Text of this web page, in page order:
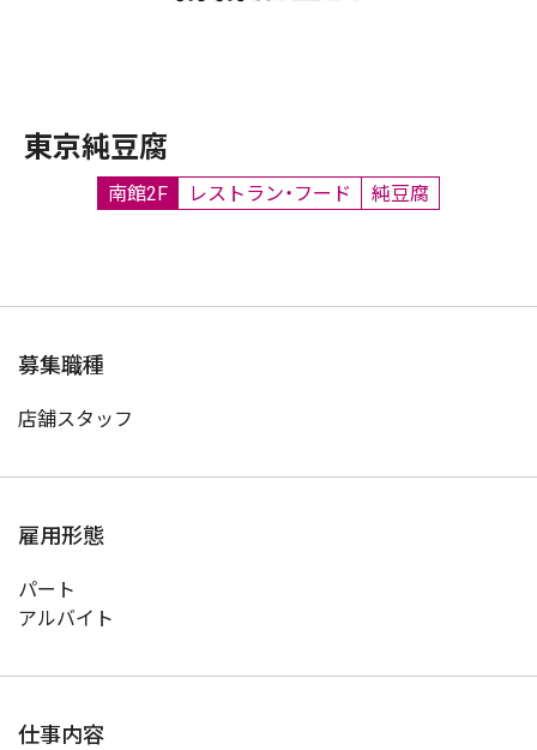
東京純豆腐
南館2F レストラン・フード 純豆腐
募集職種
店舗スタッフ
雇用形態
パート
アルバイト
仕事内容